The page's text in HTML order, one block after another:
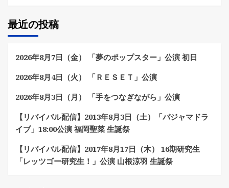
最近の投稿
2026年8月7日（金） 「夢のポップスター」公演 初日
2026年8月4日（火） 「ＲＥＳＥＴ」公演
2026年8月3日（月） 「手をつなぎながら」公演
【リバイバル配信】2013年8月3日（土）「パジャマドラ
イブ」18:00公演 福岡聖菜 生誕祭
【リバイバル配信】2017年8月17日（木） 16期研究生
「レッツゴー研究生！」公演 山根涼羽 生誕祭